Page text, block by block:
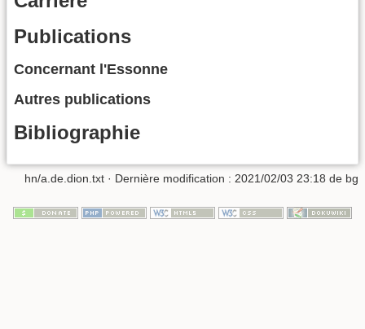
Publications
Concernant l'Essonne
Autres publications
Bibliographie
hn/a.de.dion.txt · Dernière modification : 2021/02/03 23:18 de bg